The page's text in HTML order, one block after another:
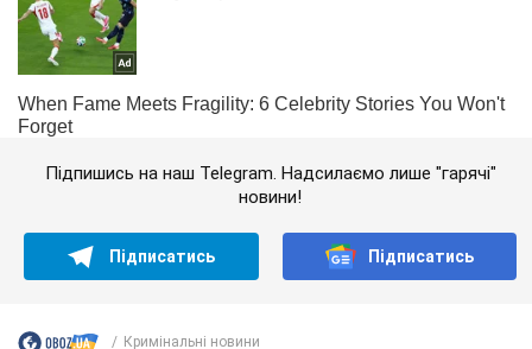
Підпишись на наш Telegram. Надсилаємо лише "гарячі"
новини!
Підписатись Підписатись
Кримінальні новини